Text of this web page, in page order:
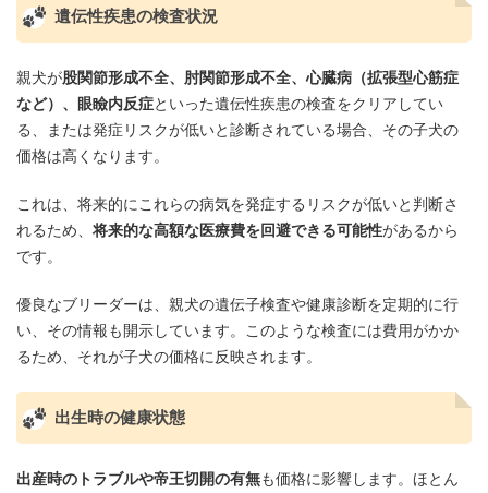
遺伝性疾患の検査状況
親犬が股関節形成不全、肘関節形成不全、心臓病（拡張型心筋症
など）、眼瞼内反症といった遺伝性疾患の検査をクリアしてい
る、または発症リスクが低いと診断されている場合、その子犬の
価格は高くなります。
これは、将来的にこれらの病気を発症するリスクが低いと判断さ
れるため、 将来的な高額な医療費を回避できる可能性があるから
です。
優良なブリーダーは、親犬の遺伝子検査や健康診断を定期的に行
い、その情報も開示しています。このような検査には費用がかか
るため、それが子犬の価格に反映されます。
出生時の健康状態
出産時のトラブルや帝王切開の有無も価格に影響します。ほとん